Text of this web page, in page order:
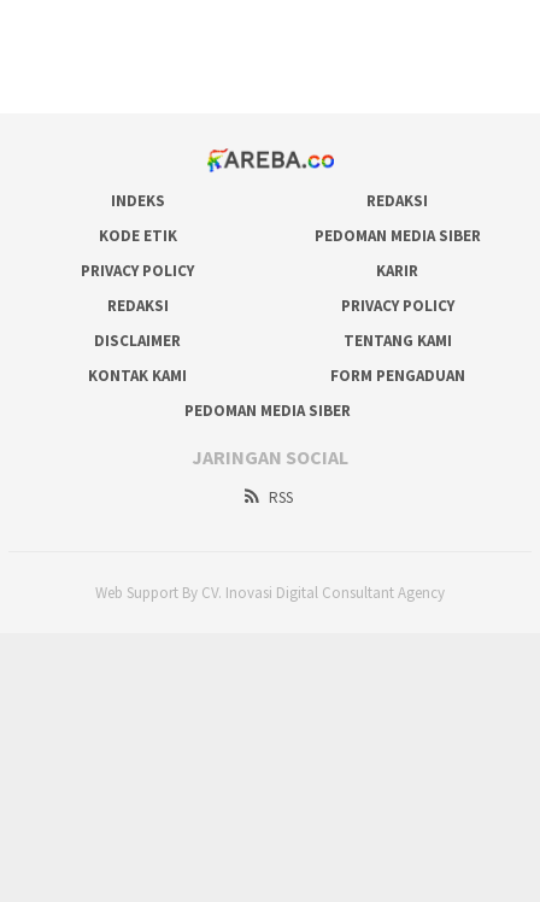
INDEKS
REDAKSI
KODE ETIK
PEDOMAN MEDIA SIBER
PRIVACY POLICY
KARIR
REDAKSI
PRIVACY POLICY
DISCLAIMER
TENTANG KAMI
KONTAK KAMI
FORM PENGADUAN
PEDOMAN MEDIA SIBER
JARINGAN SOCIAL
RSS
Web Support By CV. Inovasi Digital Consultant Agency